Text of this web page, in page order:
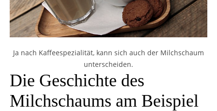
Ja nach Kaffeespezialität, kann sich auch der Milchschaum
unterscheiden.
Die Geschichte des
Milchschaums am Beispiel